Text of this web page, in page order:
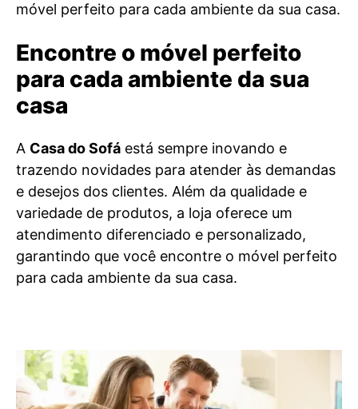
móvel perfeito para cada ambiente da sua casa.
Encontre o móvel perfeito
para cada ambiente da sua
casa
A Casa do Sofá está sempre inovando e
trazendo novidades para atender às demandas
e desejos dos clientes. Além da qualidade e
variedade de produtos, a loja oferece um
atendimento diferenciado e personalizado,
garantindo que você encontre o móvel perfeito
para cada ambiente da sua casa.